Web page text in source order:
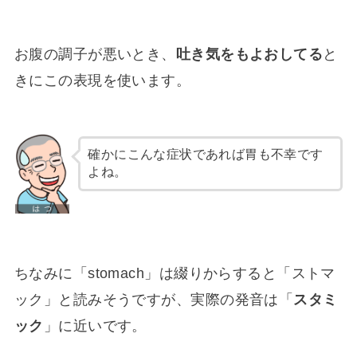
お腹の調子が悪いとき、 吐き気をもよおしてる と
きにこの表現を使います。
確かにこんな症状であれば胃も不幸です
よね。
ちなみに「stomach」は綴りからすると「ストマ
ック」と読みそうですが、実際の発音は「 スタミ
ック 」に近いです。